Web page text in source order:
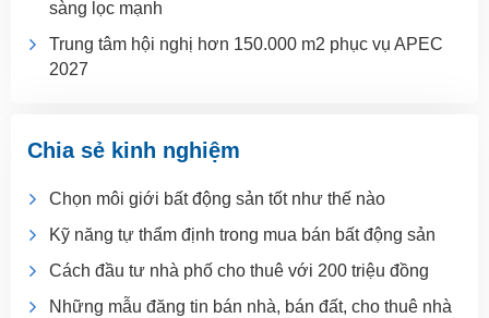
sàng lọc mạnh
Trung tâm hội nghị hơn 150.000 m2 phục vụ APEC
2027
Chia sẻ kinh nghiệm
Chọn môi giới bất động sản tốt như thế nào
Kỹ năng tự thẩm định trong mua bán bất động sản
Cách đầu tư nhà phố cho thuê với 200 triệu đồng
Những mẫu đăng tin bán nhà, bán đất, cho thuê nhà